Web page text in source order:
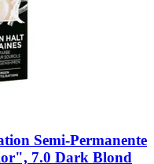
Semi-​Permanente
7.0 Dark Blond